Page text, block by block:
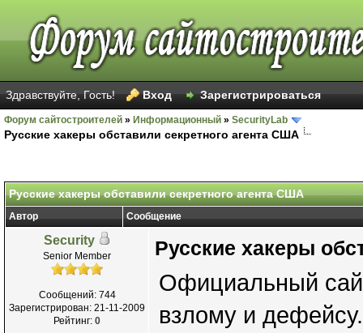
Здравствуйте, Гость! Вход Зарегистрироваться
Форум сайтостроителей » Информационный » SecurityLab
Русские хакеры обставили секретного агента США
Русские хакеры обставили секретного агента США
Автор Сообщение
Security
Senior Member
Сообщений: 744
Зарегистрирован: 21-11-2009
Рейтинг: 0
Русские хакеры
Официальный
взлому и